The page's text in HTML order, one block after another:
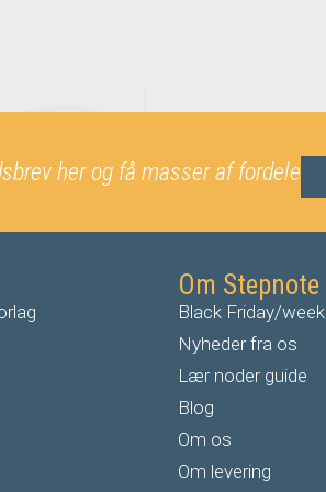
her og få masser af fordele
Om Stepnote
Black Friday/week
Nyheder fra os
Lær noder guide
Blog
Om os
Om levering